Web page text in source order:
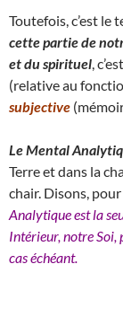
Toutefois, c’est
cette partie de
et du spirituel ,
(relative au
subjective
Le Mental
Terre et dans la
chair. Disons,
Analytique est la
Intérieur, notre
cas échéant.